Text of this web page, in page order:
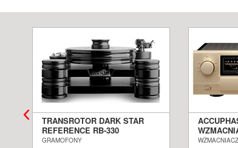
TRANSROTOR DARK STAR
REFERENCE RB-330
GRAMOFON ANALOGOWY
GRAMOFONY